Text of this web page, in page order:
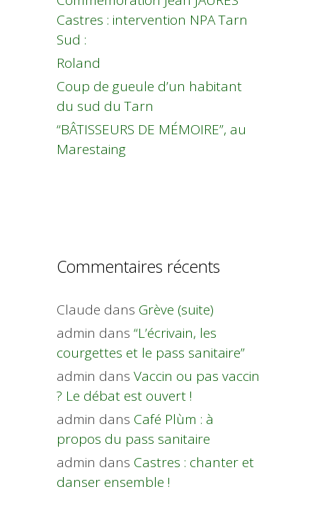
Castres : intervention NPA Tarn
Sud :
Roland
Coup de gueule d’un habitant
du sud du Tarn
“BÂTISSEURS DE MÉMOIRE”, au
Marestaing
Commentaires récents
Claude dans Grève (suite)
admin dans “L’écrivain, les
courgettes et le pass sanitaire”
admin dans Vaccin ou pas vaccin
? Le débat est ouvert !
admin dans Café Plùm : à
propos du pass sanitaire
admin dans Castres : chanter et
danser ensemble !